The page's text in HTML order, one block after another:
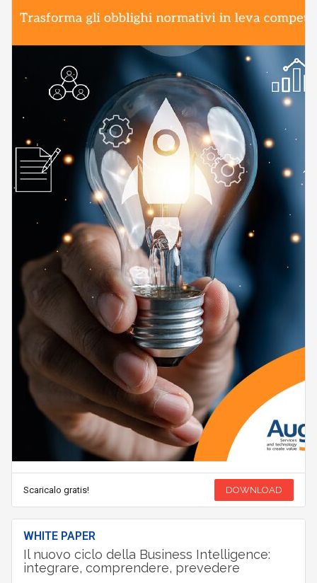
Scaricalo gratis! DOWNLOAD
WHITE PAPER
Il nuovo ciclo della Business Intelligence:
integrare, comprendere, prevedere